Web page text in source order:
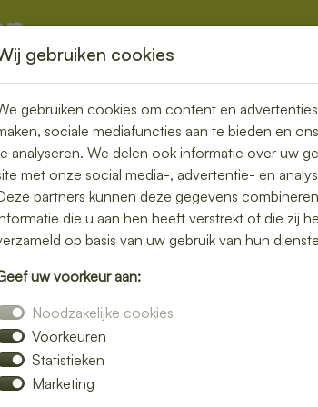
Overige
bezorgen in
een lunch bezorgservice in Ambt
zijn bereid. Van knapperige broodjes
bij jou thuis of op kantoor.
bij jouw smaak past. Bestellen is snel en
middagpauze.
gebruiken cookies
gebruiken cookies om content en
sociale mediafuncties aan te bieden en
analyseren. We delen ook informatie over uw
met onze social media-, advertentie- en
partners kunnen deze gegevens
die u aan hen heeft verstrekt of die zij
op basis van uw gebruik van hun
uw voorkeur aan:
Noodzakelijke cookies
Voorkeuren
Statistieken
Marketing